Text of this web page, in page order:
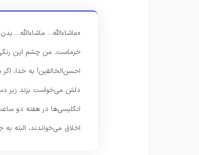
«ماشاءالله… ماشاءالله…
خرماست. من چشم این رنگی
احسن‌الخالقین! به خدا،
دلش می‌خواست بزند زیر
انگلیسی‌ها در هفته دو
اخلاق می‌خواندند، البته